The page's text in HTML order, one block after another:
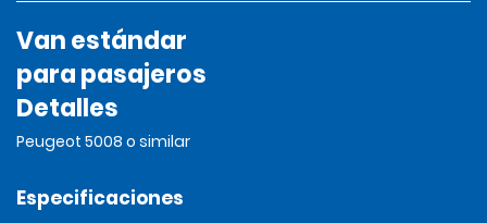
Van estándar
para pasajeros
Detalles
Peugeot 5008 o similar
Especificaciones